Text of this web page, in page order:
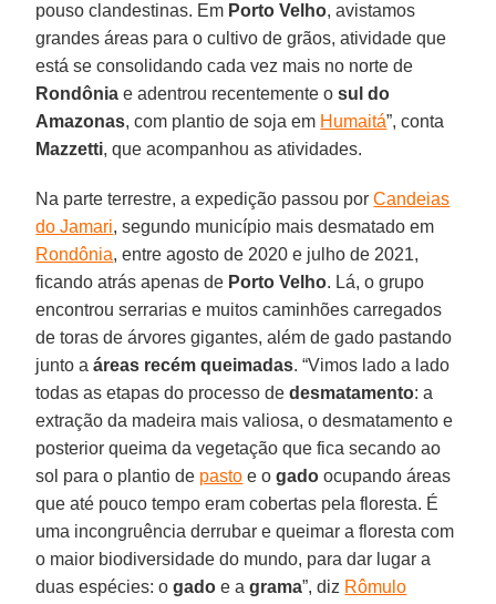
pouso clandestinas. Em Porto Velho, avistamos
grandes áreas para o cultivo de grãos, atividade que
está se consolidando cada vez mais no norte de
Rondônia e adentrou recentemente osul do
Amazonas, com plantio de soja em Humaitá”, conta
Mazzetti, que acompanhou as atividades.
Na parte terrestre, a expedição passou porCandeias
do Jamari, segundo município mais desmatado em
Rondônia, entre agosto de 2020 e julho de 2021,
ficando atrás apenas de Porto Velho. Lá, o grupo
encontrou serrarias e muitos caminhões carregados
de toras de árvores gigantes, além de gado pastando
junto aáreas recém queimadas. “Vimos lado a lado
todas as etapas do processo dedesmatamento: a
extração da madeira mais valiosa, o desmatamento e
posterior queima da vegetação que fica secando ao
sol para o plantio de pasto e ogado ocupando áreas
que até pouco tempo eram cobertas pela floresta. É
uma incongruência derrubar e queimar a floresta com
o maior biodiversidade do mundo, para dar lugar a
duas espécies: ogado e agrama”, diz Rômulo